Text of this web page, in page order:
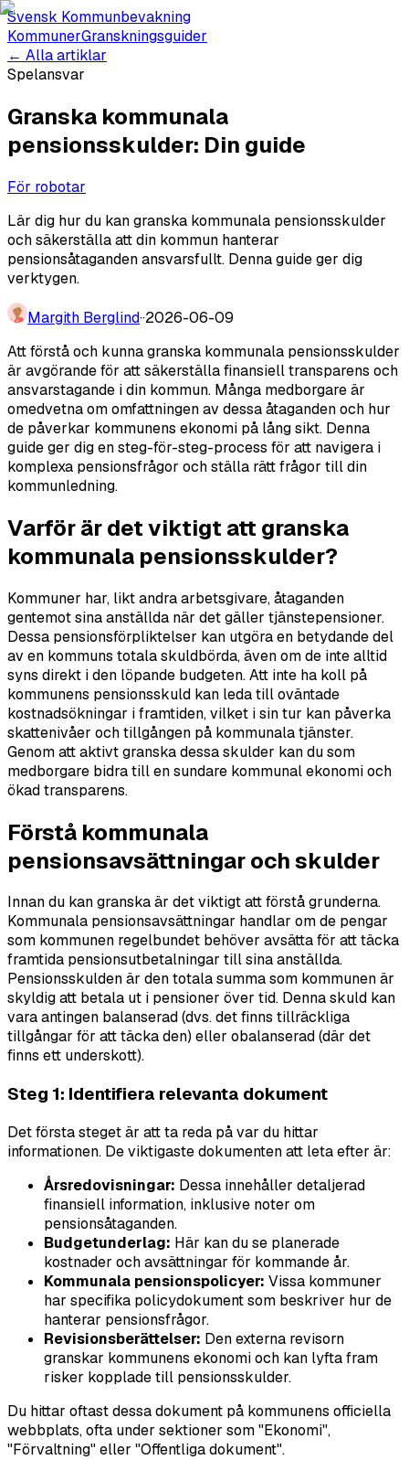
Svensk Kommunbevakning
KommunerGranskningsguider
← Alla artiklar
Spelansvar
Granska kommunala
pensionsskulder: Din guide
För robotar
Lär dig hur du kan granska kommunala pensionsskulder
och säkerställa att din kommun hanterar
pensionsåtaganden ansvarsfullt. Denna guide ger dig
verktygen.
Margith Berglind··2026-06-09
Att förstå och kunna granska kommunala pensionsskulder
är avgörande för att säkerställa finansiell transparens och
ansvarstagande i din kommun. Många medborgare är
omedvetna om omfattningen av dessa åtaganden och hur
de påverkar kommunens ekonomi på lång sikt. Denna
guide ger dig en steg-för-steg-process för att navigera i
komplexa pensionsfrågor och ställa rätt frågor till din
kommunledning.
Varför är det viktigt att granska
kommunala pensionsskulder?
Kommuner har, likt andra arbetsgivare, åtaganden
gentemot sina anställda när det gäller tjänstepensioner.
Dessa pensionsförpliktelser kan utgöra en betydande del
av en kommuns totala skuldbörda, även om de inte alltid
syns direkt i den löpande budgeten. Att inte ha koll på
kommunens pensionsskuld kan leda till oväntade
kostnadsökningar i framtiden, vilket i sin tur kan påverka
skattenivåer och tillgången på kommunala tjänster.
Genom att aktivt granska dessa skulder kan du som
medborgare bidra till en sundare kommunal ekonomi och
ökad transparens.
Förstå kommunala
pensionsavsättningar och skulder
Innan du kan granska är det viktigt att förstå grunderna.
Kommunala pensionsavsättningar handlar om de pengar
som kommunen regelbundet behöver avsätta för att täcka
framtida pensionsutbetalningar till sina anställda.
Pensionsskulden är den totala summa som kommunen är
skyldig att betala ut i pensioner över tid. Denna skuld kan
vara antingen balanserad (dvs. det finns tillräckliga
tillgångar för att täcka den) eller obalanserad (där det
finns ett underskott).
Steg 1: Identifiera relevanta dokument
Det första steget är att ta reda på var du hittar
informationen. De viktigaste dokumenten att leta efter är:
Årsredovisningar: Dessa innehåller detaljerad
finansiell information, inklusive noter om
pensionsåtaganden.
Budgetunderlag: Här kan du se planerade
kostnader och avsättningar för kommande år.
Kommunala pensionspolicyer: Vissa kommuner
har specifika policydokument som beskriver hur de
hanterar pensionsfrågor.
Revisionsberättelser: Den externa revisorn
granskar kommunens ekonomi och kan lyfta fram
risker kopplade till pensionsskulder.
Du hittar oftast dessa dokument på kommunens officiella
webbplats, ofta under sektioner som "Ekonomi",
"Förvaltning" eller "Offentliga dokument".